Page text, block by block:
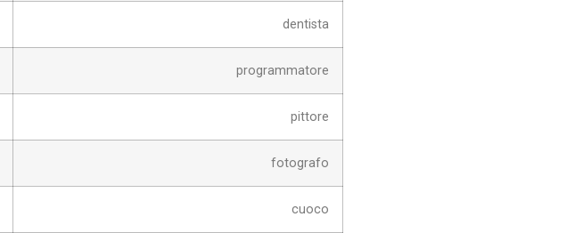
dentista
programmatore
pittore
fotografo
cuoco